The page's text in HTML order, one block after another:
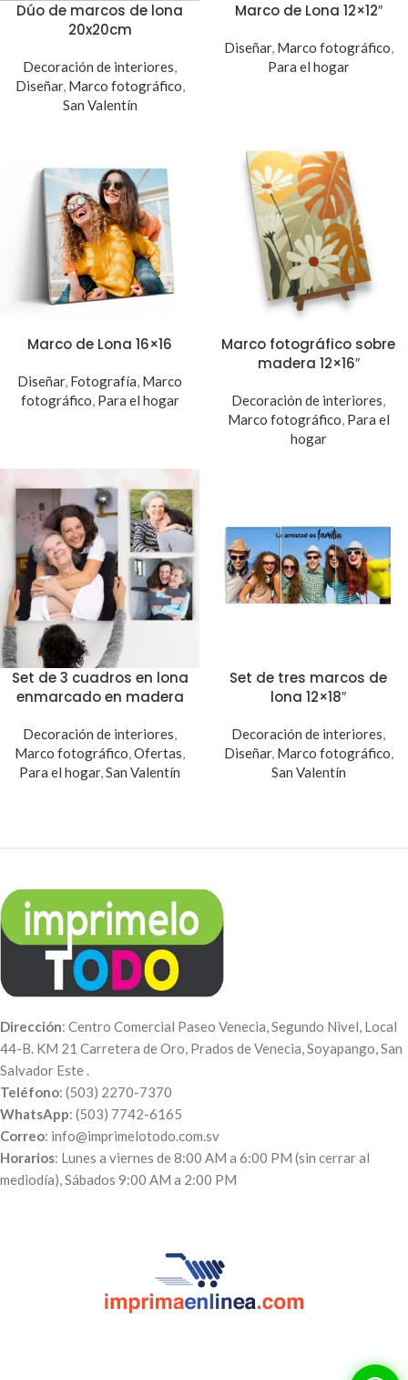
Dúo de marcos de lona
20x20cm
Decoración de interiores,
Diseñar, Marco fotográfico,
San Valentín
Marco de Lona 12×12″
Diseñar, Marco fotográfico,
Para el hogar
Marco de Lona 16×16
Diseñar, Fotografía, Marco
fotográfico, Para el hogar
Marco fotográfico sobre
madera 12×16″
Decoración de interiores,
Marco fotográfico, Para el
hogar
Set de 3 cuadros en lona
enmarcado en madera
Decoración de interiores,
Marco fotográfico,Ofertas,
Para el hogar,San Valentín
Set de tres marcos de
lona 12×18″
Decoración de interiores,
Diseñar, Marco fotográfico,
San Valentín
Dirección: Centro Comercial Paseo Venecia, Segundo Nivel, Local
44-B. KM 21 Carretera de Oro, Prados de Venecia, Soyapango, San
Salvador Este .
Teléfono: (503) 2270-7370
WhatsApp: (503) 7742-6165
Correo: info@imprimelotodo.com.sv
Horarios: Lunes a viernes de 8:00 AM a 6:00 PM (sin cerrar al
mediodía), Sábados 9:00 AM a 2:00 PM